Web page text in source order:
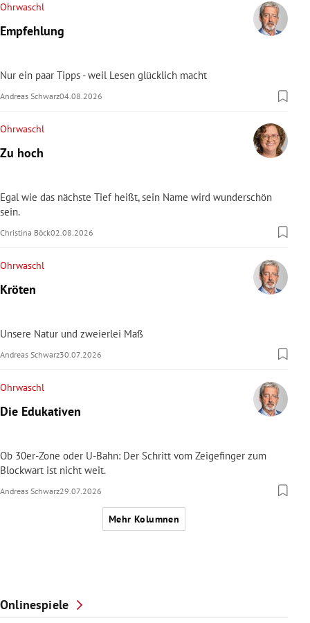
Ohrwaschl
Empfehlung
Nur ein paar Tipps - weil Lesen glücklich macht
Andreas Schwarz04.08.2026
Ohrwaschl
Zu hoch
Egal wie das nächste Tief heißt, sein Name wird wunderschön
sein.
Christina Böck02.08.2026
Ohrwaschl
Kröten
Unsere Natur und zweierlei Maß
Andreas Schwarz30.07.2026
Ohrwaschl
Die Edukativen
Ob 30er-Zone oder U-Bahn: Der Schritt vom Zeigefinger zum
Blockwart ist nicht weit.
Andreas Schwarz29.07.2026
Mehr Kolumnen
Onlinespiele